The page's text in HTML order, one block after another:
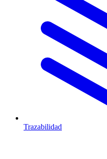
Trazabilidad